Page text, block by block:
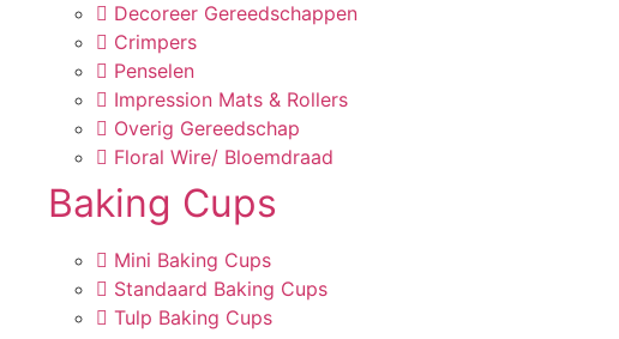
Decoreer Gereedschappen
Crimpers
Penselen
Impression Mats & Rollers
Overig Gereedschap
Floral Wire/ Bloemdraad
Baking Cups
Mini Baking Cups
Standaard Baking Cups
Tulp Baking Cups